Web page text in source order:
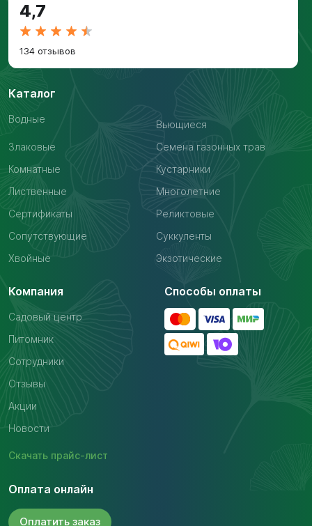
4,7
134 отзывов
Каталог
Водные
Вьющиеся
Злаковые
Семена газонных трав
Комнатные
Кустарники
Лиственные
Многолетние
Сертификаты
Реликтовые
Сопутствующие
Суккуленты
Хвойные
Экзотические
Компания
Садовый центр
Питомник
Сотрудники
Отзывы
Акции
Новости
Скачать прайс-лист
Способы оплаты
Оплата онлайн
Оплатить заказ